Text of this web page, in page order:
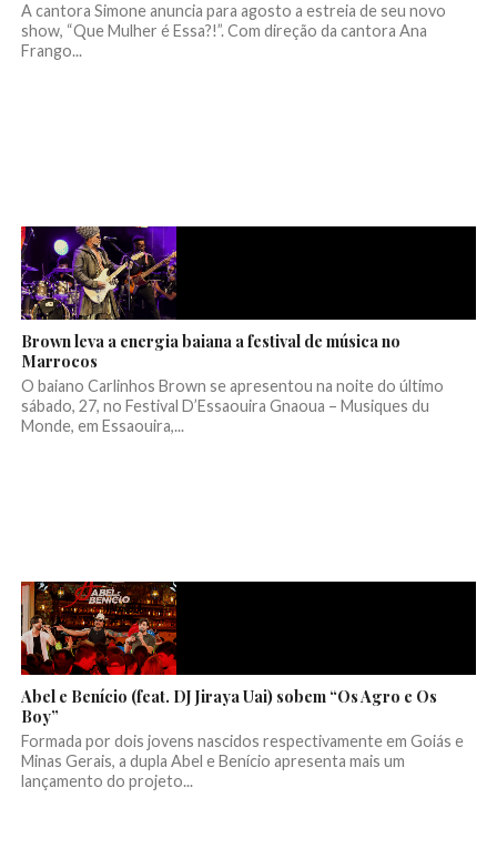
A cantora Simone anuncia para agosto a estreia de seu novo
show, “Que Mulher é Essa?!”. Com direção da cantora Ana
Frango...
Brown leva a energia baiana a festival de música no
Marrocos
O baiano Carlinhos Brown se apresentou na noite do último
sábado, 27, no Festival D’Essaouira Gnaoua – Musiques du
Monde, em Essaouira,...
Abel e Benício (feat. DJ Jiraya Uai) sobem “Os Agro e Os
Boy”
Formada por dois jovens nascidos respectivamente em Goiás e
Minas Gerais, a dupla Abel e Benício apresenta mais um
lançamento do projeto...